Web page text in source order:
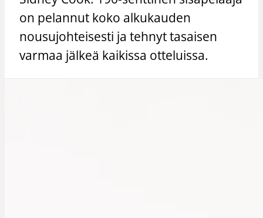
on pelannut koko alkukauden
nousujohteisesti ja tehnyt tasaisen
varmaa jälkeä kaikissa otteluissa.